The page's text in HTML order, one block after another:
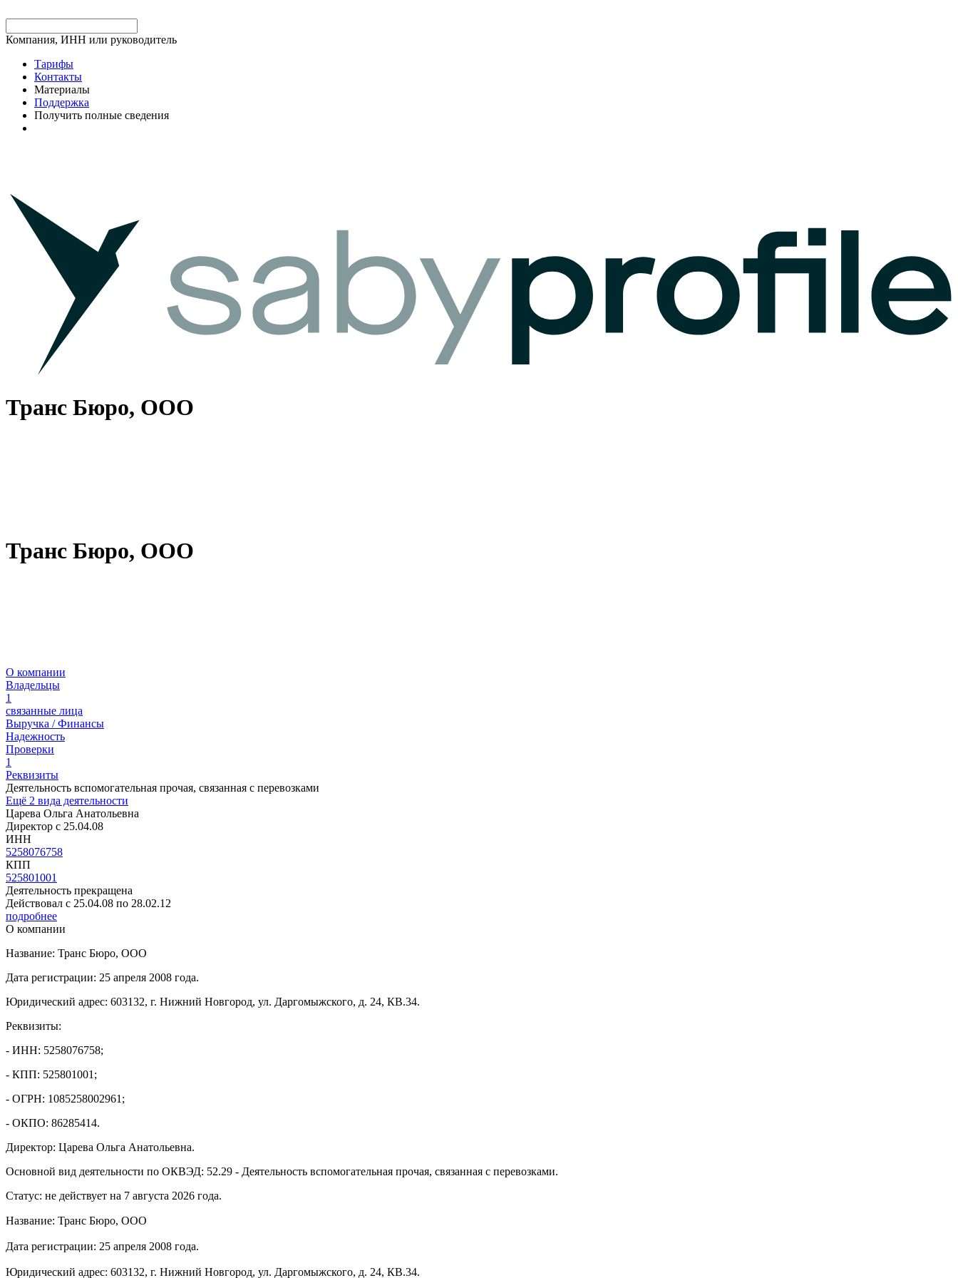
Компания, ИНН или руководитель
Тарифы
Контакты
Материалы
Поддержка
Получить полные сведения
Транс Бюро, ООО
Транс Бюро, ООО
О компании
Владельцы
1
связанные лица
Выручка / Финансы
Надежность
Проверки
1
Реквизиты
Деятельность вспомогательная прочая, связанная с перевозками
Ещё 2 вида деятельности
Царева Ольга Анатольевна
Директор c 25.04.08
ИНН
5258076758
КПП
525801001
Деятельность прекращена
Действовал с 25.04.08 по 28.02.12
подробнее
О компании
Название: Транс Бюро, ООО
Дата регистрации: 25 апреля 2008 года.
Юридический адрес: 603132, г. Нижний Новгород, ул. Даргомыжского, д. 24, КВ.34.
Реквизиты:
- ИНН: 5258076758;
- КПП: 525801001;
- ОГРН: 1085258002961;
- ОКПО: 86285414.
Директор: Царева Ольга Анатольевна.
Основной вид деятельности по ОКВЭД: 52.29 - Деятельность вспомогательная прочая, связанная с перевозками.
Статус: не действует на 7 августа 2026 года.
Название: Транс Бюро, ООО
Дата регистрации: 25 апреля 2008 года.
Юридический адрес: 603132, г. Нижний Новгород, ул. Даргомыжского, д. 24, КВ.34.